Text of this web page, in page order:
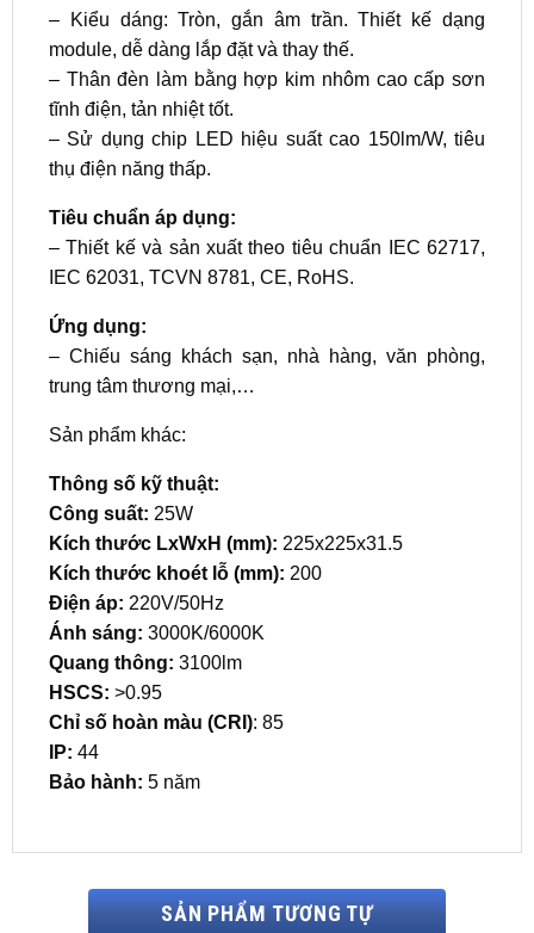
– Kiểu dáng: Tròn, gắn âm trần. Thiết kế dạng
module, dễ dàng lắp đặt và thay thế.
– Thân đèn làm bằng hợp kim nhôm cao cấp sơn
tĩnh điện, tản nhiệt tốt.
– Sử dụng chip LED hiệu suất cao 150lm/W, tiêu
thụ điện năng thấp.
Tiêu chuẩn áp dụng:
– Thiết kế và sản xuất theo tiêu chuẩn IEC 62717,
IEC 62031, TCVN 8781, CE, RoHS.
Ứng dụng:
– Chiếu sáng khách sạn, nhà hàng, văn phòng,
trung tâm thương mại,…
Sản phẩm khác:
Thông số kỹ thuật:
Công suất: 25W
Kích thước LxWxH (mm): 225x225x31.5
Kích thước khoét lỗ (mm): 200
Điện áp: 220V/50Hz
Ánh sáng: 3000K/6000K
Quang thông: 3100lm
HSCS: >0.95
Chỉ số hoàn màu (CRI): 85
IP: 44
Bảo hành: 5 năm
SẢN PHẨM TƯƠNG TỰ